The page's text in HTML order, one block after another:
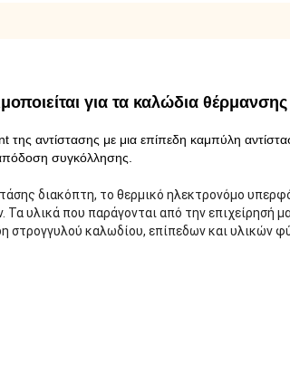
για τα καλώδια θέρμανσης
της αντίστασης με μια επίπεδη καμπύλη
συγκόλλησης.
διακόπτη, το θερμικό ηλεκτρονόμο
υλικά που παράγονται από την επιχείρησή
στρογγυλού καλωδίου, επίπεδων και υλικών